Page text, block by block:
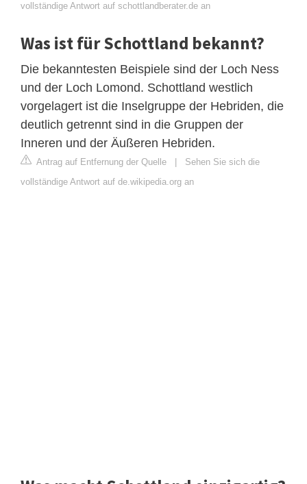
vollständige Antwort auf schottlandberater.de an
Was ist für Schottland bekannt?
Die bekanntesten Beispiele sind der Loch Ness
und der Loch Lomond. Schottland westlich
vorgelagert ist die Inselgruppe der Hebriden, die
deutlich getrennt sind in die Gruppen der
Inneren und der Äußeren Hebriden.
Antrag auf Entfernung der Quelle
Sehen Sie sich die
vollständige Antwort auf de.wikipedia.org an